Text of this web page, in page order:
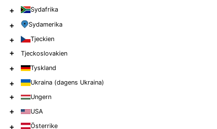
+ Sydafrika
+ Sydamerika
+ Tjeckien
+ Tjeckoslovakien
+ Tyskland
+ Ukraina (dagens Ukraina)
+ Ungern
+ USA
+ Österrike